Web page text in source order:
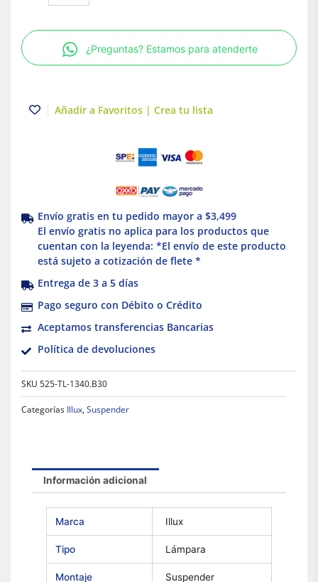
Calida
40W
Blanco
¿Preguntas? Estamos para atenderte
Añadir a Favoritos | Crea tu lista
Envío gratis en tu pedido mayor a $3,499
El envío gratis no aplica para los productos que
cuentan con la leyenda: *El envío de este producto
está sujeto a cotización de flete *
Entrega de 3 a 5 días
Pago seguro con Débito o Crédito
Aceptamos transferencias Bancarias
Política de devoluciones
SKU 525-TL-1340.B30
Categorías Illux, Suspender
Información adicional
Marca Illux
Tipo Lámpara
Montaje Suspender